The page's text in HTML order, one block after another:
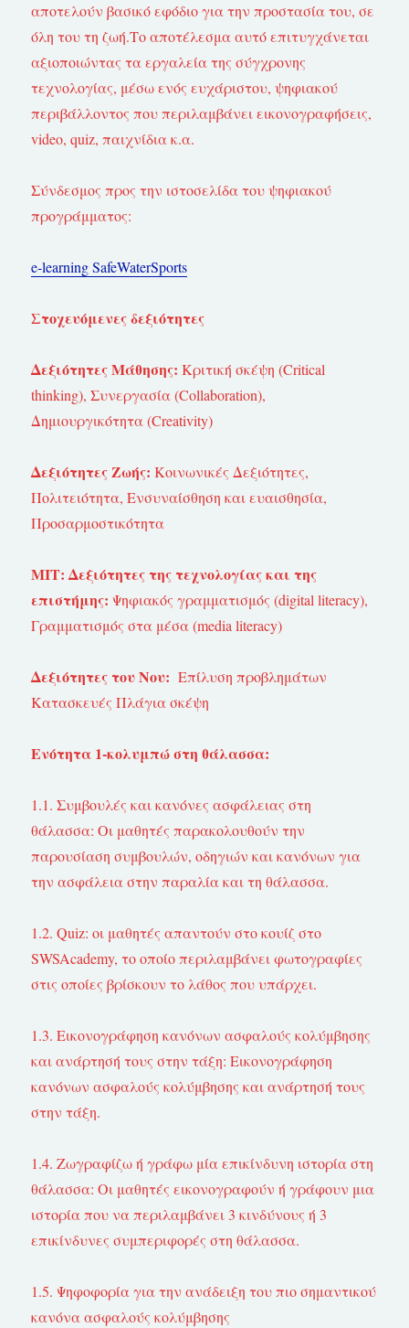
αποτελούν βασικό εφόδιο για την προστασία του, σε
όλη του τη ζωή.Το αποτέλεσμα αυτό επιτυγχάνεται
αξιοποιώντας τα εργαλεία της σύγχρονης
τεχνολογίας, μέσω ενός ευχάριστου, ψηφιακού
περιβάλλοντος που περιλαμβάνει εικονογραφήσεις,
video, quiz, παιχνίδια κ.α.
Σύνδεσμος προς την ιστοσελίδα του ψηφιακού
προγράμματος:
e-learning SafeWaterSports
Στοχευόμενες δεξιότητες
Δεξιότητες Μάθησης: Κριτική σκέψη (Critical
thinking), Συνεργασία (Collaboration),
Δημιουργικότητα (Creativity)
Δεξιότητες Ζωής: Κοινωνικές Δεξιότητες,
Πολιτειότητα, Ενσυναίσθηση και ευαισθησία,
Προσαρμοστικότητα
ΜΙΤ: Δεξιότητες της τεχνολογίας και της
επιστήμης: Ψηφιακός γραμματισμός (digital literacy),
Γραμματισμός στα μέσα (media literacy)
Δεξιότητες του Νου:Επίλυση προβλημάτων
Κατασκευές Πλάγια σκέψη
Ενότητα 1-κολυμπώ στη θάλασσα:
1.1. Συμβουλές και κανόνες ασφάλειας στη
θάλασσα: Οι μαθητές παρακολουθούν την
παρουσίαση συμβουλών, οδηγιών και κανόνων για
την ασφάλεια στην παραλία και τη θάλασσα.
1.2. Quiz: οι μαθητές απαντούν στο κουίζ στο
SWSAcademy, το οποίο περιλαμβάνει φωτογραφίες
στις οποίες βρίσκουν το λάθος που υπάρχει.
1.3. Εικονογράφηση κανόνων ασφαλούς κολύμβησης
και ανάρτησή τους στην τάξη: Εικονογράφηση
κανόνων ασφαλούς κολύμβησης και ανάρτησή τους
στην τάξη.
1.4. Ζωγραφίζω ή γράφω μία επικίνδυνη ιστορία στη
θάλασσα: Οι μαθητές εικονογραφούν ή γράφουν μια
ιστορία που να περιλαμβάνει 3 κινδύνους ή 3
επικίνδυνες συμπεριφορές στη θάλασσα.
1.5. Ψηφοφορία για την ανάδειξη του πιο σημαντικού
κανόνα ασφαλούς κολύμβησης